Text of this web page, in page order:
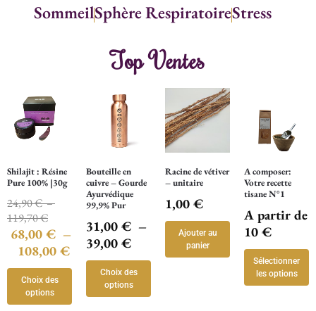
SommeilSphère RespiratoireStress
Top Ventes
Shilajit : Résine
Pure 100% |30g
24,90€–
119,70€
68,00 € –
108,00 €
Choix des
options
Bouteille en
cuivre – Gourde
Ayurvédique
99,9% Pur
31,00 € –
39,00 €
Choix des
options
Racine de vétiver
– unitaire
1,00 €
Ajouter au
panier
A composer:
Votre recette
tisane N°1
A partir de
10 €
Sélectionner
les options